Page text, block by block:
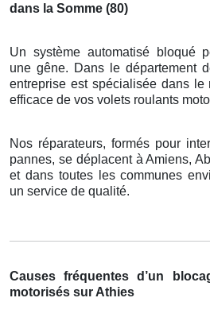
dans la Somme (80)
Un système automatisé bloqué
une gêne. Dans le département
entreprise est spécialisée dans
efficace de vos volets roulants
Nos réparateurs, formés pour
pannes, se déplacent à Amiens,
et dans toutes les communes
un service de qualité.
Causes fréquentes d’un
motorisés sur Athies